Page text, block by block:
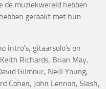
de muziekwereld hebben
geraakt met hun
intro’s, gitaarsolo’s en
Richards, Brian May,
Gilmour, Neill Young,
Cohen, John Lennon, Slash,